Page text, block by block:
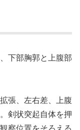
下部胸郭と上腹部
張、左右差、上腹
剣状突起自体を押